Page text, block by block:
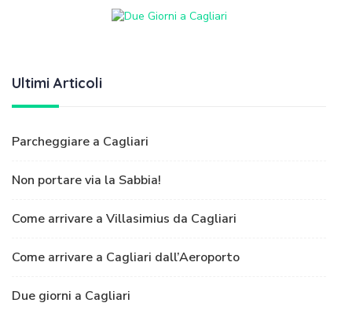
Ultimi Articoli
Parcheggiare a Cagliari
Non portare via la Sabbia!
Come arrivare a Villasimius da Cagliari
Come arrivare a Cagliari dall’Aeroporto
Due giorni a Cagliari